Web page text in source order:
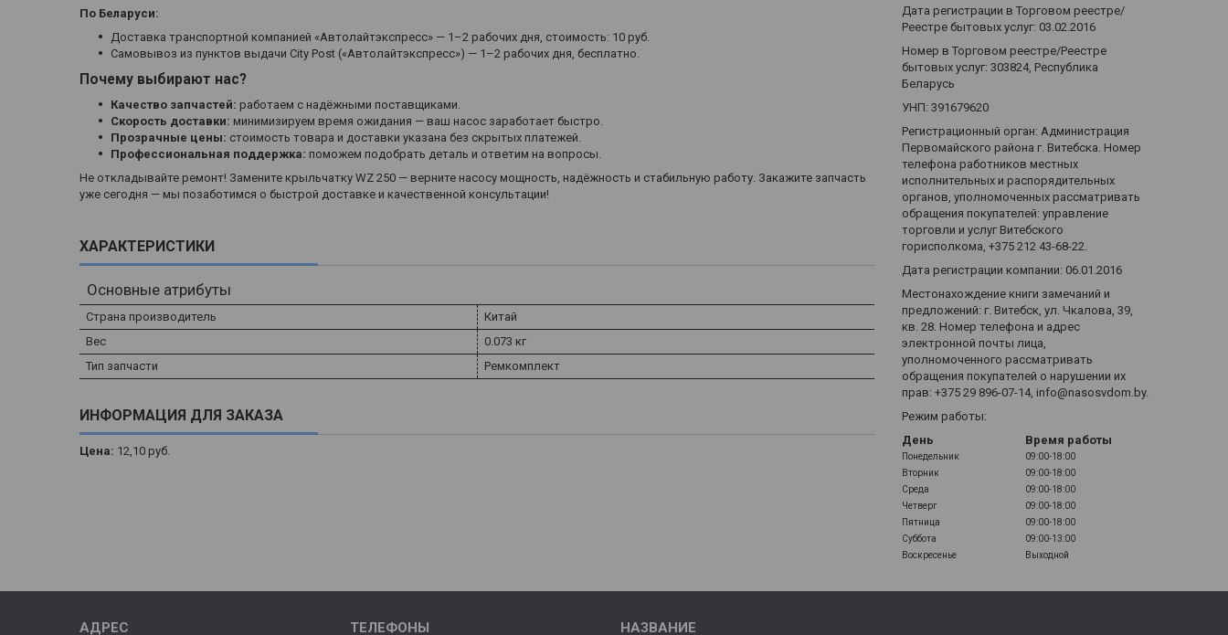
По Беларуси:
Доставка транспортной компанией «Автолайтэкспресс» — 1–2 рабочих дня, стоимость: 10 руб.
Самовывоз из пунктов выдачи City Post («Автолайтэкспресс») — 1–2 рабочих дня, бесплатно.
Почему выбирают нас?
Качество запчастей: работаем с надёжными поставщиками.
Скорость доставки: минимизируем время ожидания — ваш насос заработает быстро.
Прозрачные цены: стоимость товара и доставки указана без скрытых платежей.
Профессиональная поддержка: поможем подобрать деталь и ответим на вопросы.
Не откладывайте ремонт! Замените крыльчатку WZ 250 — верните насосу мощность, надёжность и стабильную работу. Закажите запчасть
уже сегодня — мы позаботимся о быстрой доставке и качественной консультации!
ХАРАКТЕРИСТИКИ
Основные атрибуты
Страна производитель
Китай
Вес
0.073 кг
Тип запчасти
Ремкомплект
ИНФОРМАЦИЯ ДЛЯ ЗАКАЗА
Цена: 12,10 руб.
Дата регистрации в Торговом реестре/
Реестре бытовых услуг: 03.02.2016
Номер в Торговом реестре/Реестре
бытовых услуг: 303824, Республика
Беларусь
УНП: 391679620
Регистрационный орган: Администрация
Первомайского района г. Витебска. Номер
телефона работников местных
исполнительных и распорядительных
органов, уполномоченных рассматривать
обращения покупателей: управление
торговли и услуг Витебского
горисполкома, +375 212 43-68-22.
Дата регистрации компании: 06.01.2016
Местонахождение книги замечаний и
предложений: г. Витебск, ул. Чкалова, 39,
кв. 28. Номер телефона и адрес
электронной почты лица,
уполномоченного рассматривать
обращения покупателей о нарушении их
прав: +375 29 896-07-14, info@nasosvdom.by.
Режим работы:
День
Время работы
Понедельник
09:00-18:00
Вторник
09:00-18:00
Среда
09:00-18:00
Четверг
09:00-18:00
Пятница
09:00-18:00
Суббота
09:00-13:00
Воскресенье
Выходной